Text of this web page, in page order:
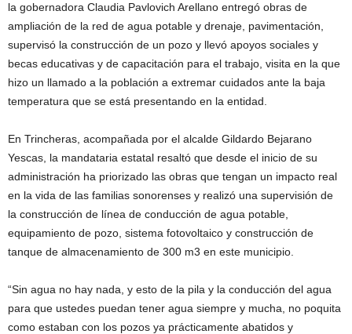
la gobernadora Claudia Pavlovich Arellano entregó obras de
ampliación de la red de agua potable y drenaje, pavimentación,
supervisó la construcción de un pozo y llevó apoyos sociales y
becas educativas y de capacitación para el trabajo, visita en la que
hizo un llamado a la población a extremar cuidados ante la baja
temperatura que se está presentando en la entidad.
En Trincheras, acompañada por el alcalde Gildardo Bejarano
Yescas, la mandataria estatal resaltó que desde el inicio de su
administración ha priorizado las obras que tengan un impacto real
en la vida de las familias sonorenses y realizó una supervisión de
la construcción de línea de conducción de agua potable,
equipamiento de pozo, sistema fotovoltaico y construcción de
tanque de almacenamiento de 300 m3 en este municipio.
“Sin agua no hay nada, y esto de la pila y la conducción del agua
para que ustedes puedan tener agua siempre y mucha, no poquita
como estaban con los pozos ya prácticamente abatidos y